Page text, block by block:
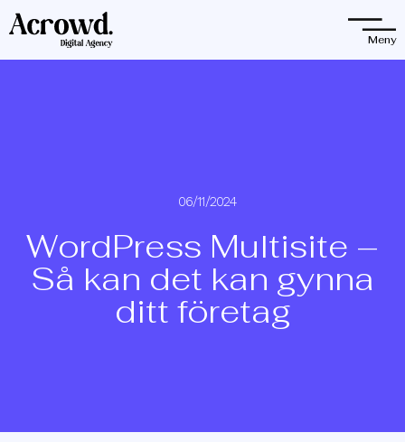
Observera:
Denna
Meny
06/11/2024
WordPress Multisite –
Så kan det kan gynna
ditt företag